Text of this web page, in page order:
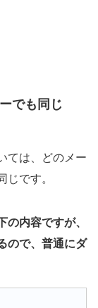
でも同じ
ては、どのメー
じです。
内容ですが、
ので、普通にダ